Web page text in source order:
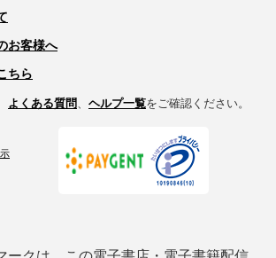
お客様へ
ちら
よくある質問 ヘルプ一覧をご確認ください。